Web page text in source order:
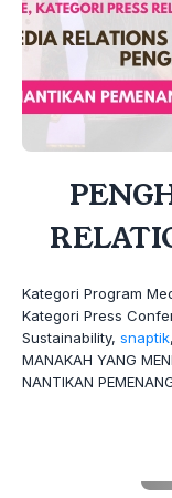
Kategori Program
Kategori Press
Sustainability, snaptik
MANAKAH YANG
NANTIKAN